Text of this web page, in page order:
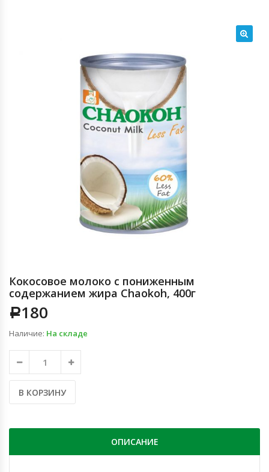
Кокосовое молоко с пониженным
содержанием жира Chaokoh, 400г
Р180
Наличие: На складе
В КОРЗИНУ
ОПИСАНИЕ